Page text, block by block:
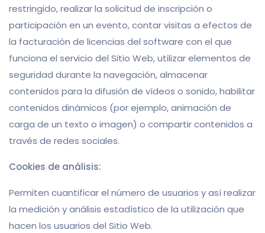
restringido, realizar la solicitud de inscripción o
participación en un evento, contar visitas a efectos de
la facturación de licencias del software con el que
funciona el servicio del Sitio Web, utilizar elementos de
seguridad durante la navegación, almacenar
contenidos para la difusión de vídeos o sonido, habilitar
contenidos dinámicos (por ejemplo, animación de
carga de un texto o imagen) o compartir contenidos a
través de redes sociales.
Cookies de análisis:
Permiten cuantificar el número de usuarios y así realizar
la medición y análisis estadístico de la utilización que
hacen los usuarios del Sitio Web.